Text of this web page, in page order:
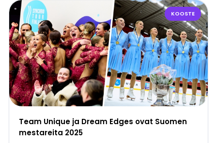
KOOSTE
Team Unique ja Dream Edges ovat Suomen
mestareita 2025